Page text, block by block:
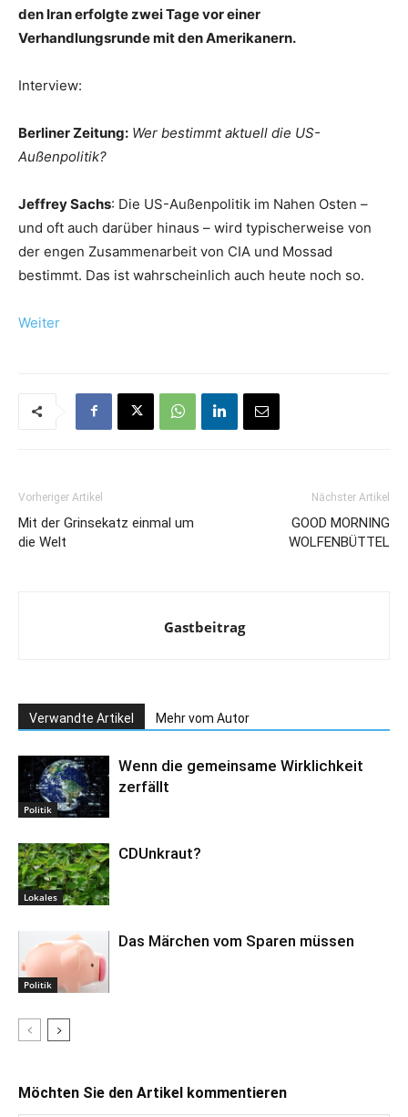
den Iran erfolgte zwei Tage vor einer
Verhandlungsrunde mit den Amerikanern.
Interview:
Berliner Zeitung: Wer bestimmt aktuell die US-
Außenpolitik?
Jeffrey Sachs: Die US-Außenpolitik im Nahen Osten –
und oft auch darüber hinaus – wird typischerweise von
der engen Zusammenarbeit von CIA und Mossad
bestimmt. Das ist wahrscheinlich auch heute noch so.
Weiter
Vorheriger Artikel
Mit der Grinsekatz einmal um
die Welt
Nächster Artikel
GOOD MORNING
WOLFENBÜTTEL
Gastbeitrag
Verwandte Artikel Mehr vom Autor
Politik
Wenn die gemeinsame Wirklichkeit
zerfällt
Lokales
CDUnkraut?
Politik
Das Märchen vom Sparen müssen
Möchten Sie den Artikel kommentieren